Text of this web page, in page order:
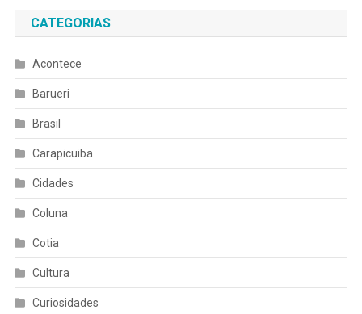
CATEGORIAS
Acontece
Barueri
Brasil
Carapicuiba
Cidades
Coluna
Cotia
Cultura
Curiosidades